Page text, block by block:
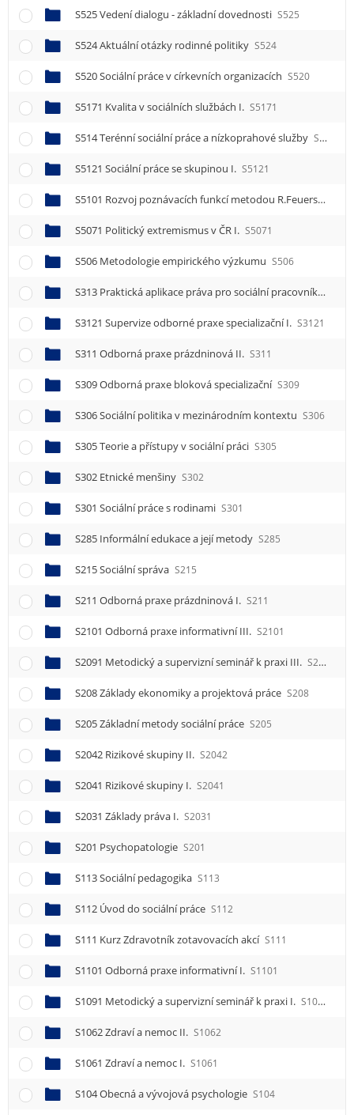
S525 Vedení dialogu - základní dovednosti S525
S524 Aktuální otázky rodinné politiky S524
S520 Sociální práce v církevních organizacích S520
S5171 Kvalita v sociálních službách I. S5171
S514 Terénní sociální práce a nízkoprahové služby S514
S5121 Sociální práce se skupinou I. S5121
S5101 Rozvoj poznávacích funkcí metodou R.Feuersteina I.
S5071 Politický extremismus v ČR I. S5071
S506 Metodologie empirického výzkumu S506
S313 Praktická aplikace práva pro sociální pracovníky
S3121 Supervize odborné praxe specializační I. S3121
S311 Odborná praxe prázdninová II. S311
S309 Odborná praxe bloková specializační S309
S306 Sociální politika v mezinárodním kontextu S306
S305 Teorie a přístupy v sociální práci S305
S302 Etnické menšiny S302
S301 Sociální práce s rodinami S301
S285 Informální edukace a její metody S285
S215 Sociální správa S215
S211 Odborná praxe prázdninová I. S211
S2101 Odborná praxe informativní III. S2101
S2091 Metodický a supervizní seminář k praxi III. S2091
S208 Základy ekonomiky a projektová práce S208
S205 Základní metody sociální práce S205
S2042 Rizikové skupiny II. S2042
S2041 Rizikové skupiny I. S2041
S2031 Základy práva I. S2031
S201 Psychopatologie S201
S113 Sociální pedagogika S113
S112 Úvod do sociální práce S112
S111 Kurz Zdravotník zotavovacích akcí S111
S1101 Odborná praxe informativní I. S1101
S1091 Metodický a supervizní seminář k praxi I. S1091
S1062 Zdraví a nemoc II. S1062
S1061 Zdraví a nemoc I. S1061
S104 Obecná a vývojová psychologie S104